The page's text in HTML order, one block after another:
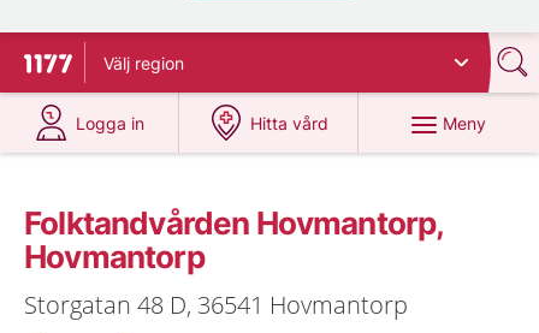
Till startsidan för 1177
Välj region
Logga in
på 1177.se
Hitta vård
på 1177.se
Meny
Folktandvården Hovmantorp,
Hovmantorp
Storgatan 48 D, 36541 Hovmantorp